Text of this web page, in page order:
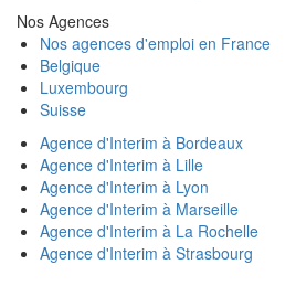
Nos Agences
Nos agences d'emploi en France
Belgique
Luxembourg
Suisse
Agence d'Interim à Bordeaux
Agence d'Interim à Lille
Agence d'Interim à Lyon
Agence d'Interim à Marseille
Agence d'Interim à La Rochelle
Agence d'Interim à Strasbourg